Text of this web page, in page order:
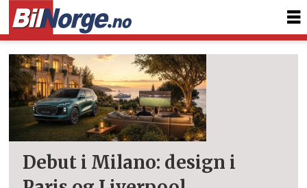
Tag:
liverpool
Debut i Milano: design i